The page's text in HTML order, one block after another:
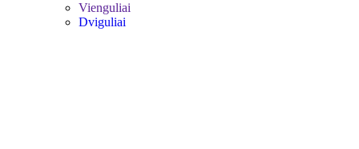
Vienguliai
Dviguliai